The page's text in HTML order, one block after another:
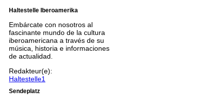
Haltestelle Iberoamerika
Embárcate con nosotros al
fascinante mundo de la cultura
iberoamericana a través de su
música, historia e informaciones
de actualidad.
Redakteur(e):
Haltestelle1
Sendeplatz